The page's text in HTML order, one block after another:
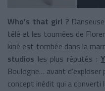
Who’s that girl ?
télé et les tournées de
kiné est tombée dans la
studios les plus réputés :
Boulogne… avant
concept inédit qui a converti